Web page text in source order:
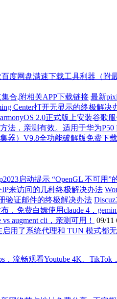
最新
法，亲测有效。适用于华为P50
augment cli，亲测可用！
09/11